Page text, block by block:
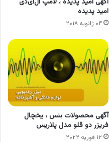
امید پدیده
۰۴ ژانویه ۲۰۱۸
آگهی محصولات بنس ، یخچال
فریزر دو قلو مدل پلاریس
۱۲ فوریه ۲۰۲۲